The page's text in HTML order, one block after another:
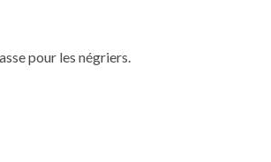
pour les négriers.